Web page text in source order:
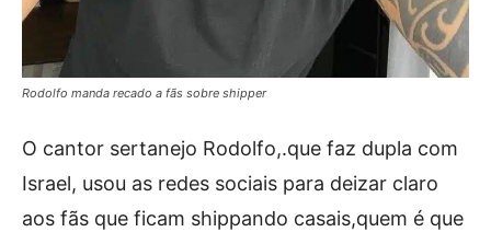
Rodolfo manda recado a fãs sobre shipper
O cantor sertanejo Rodolfo,.que faz dupla com
Israel, usou as redes sociais para deizar claro
aos fãs que ficam shippando casais,quem é que